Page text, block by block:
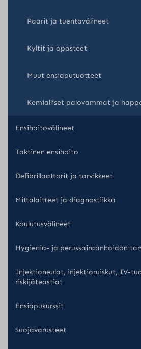
Paarit ja tuentavälineet
Kyltit ja opasteet
Muut ensiaputuotteet
Kemialliset palovammat ja
Ensihoitovälineet
Taktinen ensihoito
Defibrillaattorit ja tarvikkeet
Mittalaitteet ja diagnostiikka
Koulutusvälineet
Hygienia- ja perussairaanhoidon
Injektioneulat, injektioruiskut, IV-
riskijäteastiat
Ensiapukurssit
Suojavarusteet